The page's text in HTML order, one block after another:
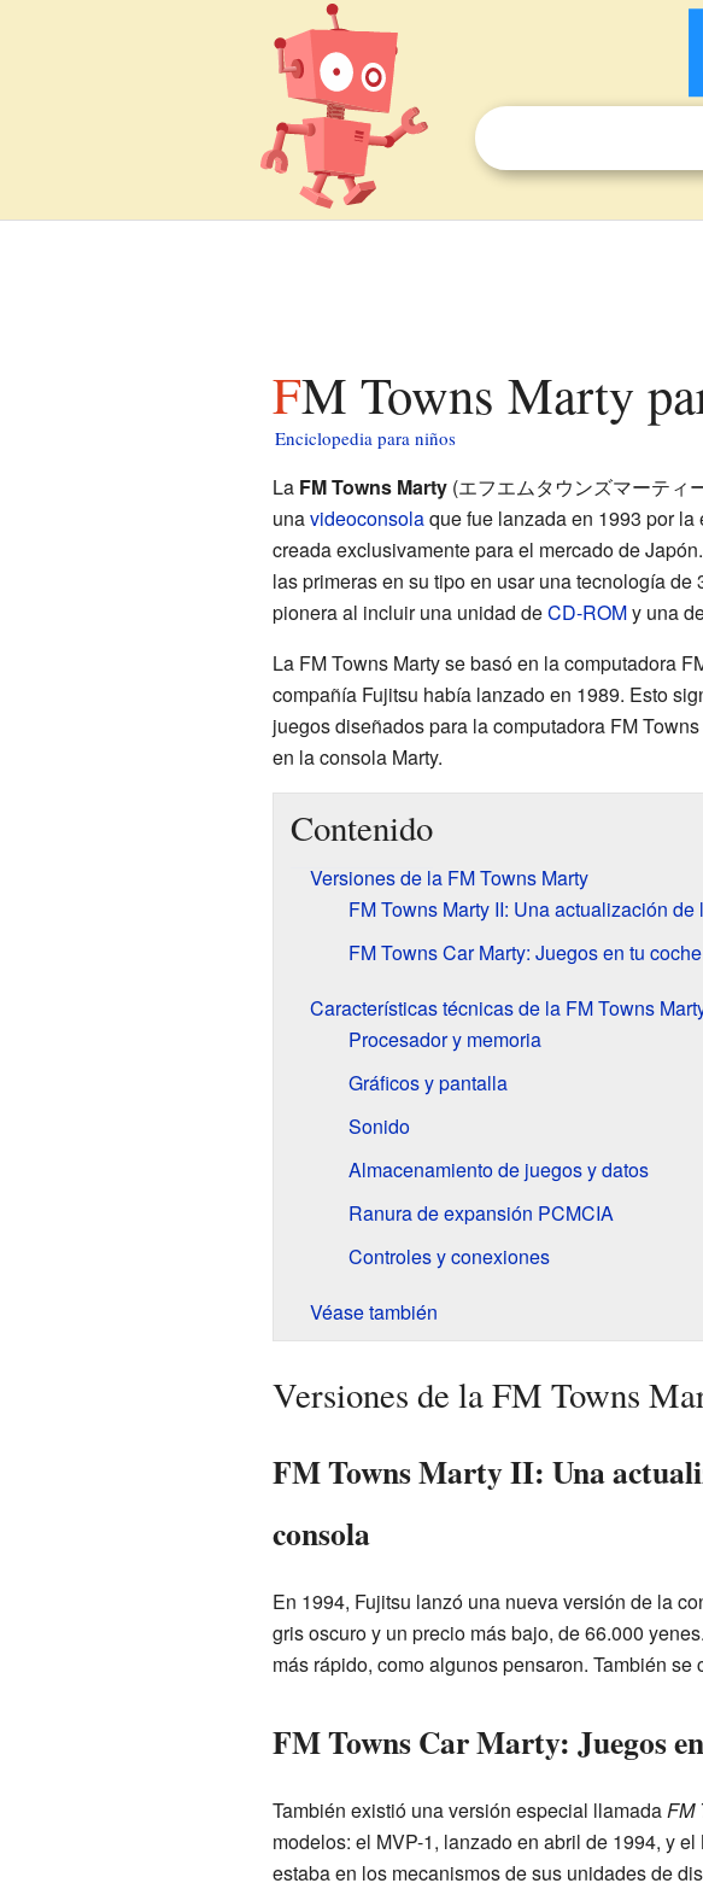
FM Towns Marty
Enciclopedia para niños
La FM Towns Marty(エフエムタウンズマーティ
unavideoconsolaque fue lanzada en 1993 por la
creada exclusivamente para el mercado de
las primeras en su tipo en usar una tecnología de
pionera al incluir una unidad deCD-ROMy una
La FM Towns Marty se basó en la computadora
compañía Fujitsu había lanzado en 1989. Esto
juegos diseñados para la computadora FM
en la consola Marty.
Contenido
Versiones de la FM Towns Marty
FM Towns Marty II: Una actualización de
FM Towns Car Marty: Juegos en tu coche
Características técnicas de la FM Towns
Procesador y memoria
Gráficos y pantalla
Sonido
Almacenamiento de juegos y datos
Ranura de expansión PCMCIA
Controles y conexiones
Véase también
Versiones de la FM Towns
FM Towns Marty II: Una
consola
En 1994, Fujitsu lanzó una nueva versión de la
gris oscuro y un precio más bajo, de 66.000
más rápido, como algunos pensaron. También
FM Towns Car Marty: Juegos
También existió una versión especial llamadaFM
modelos: el MVP-1, lanzado en abril de 1994, y
estaba en los mecanismos de sus unidades de